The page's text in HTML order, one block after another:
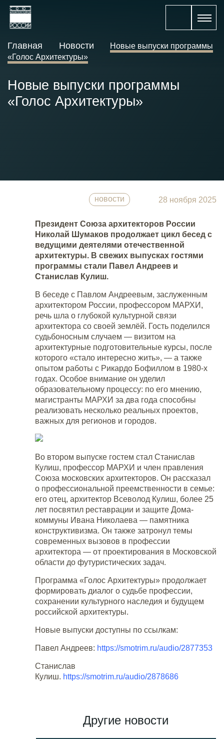
Главная Новости
Новые выпуски программы
«Голос Архитектуры»
Новые выпуски программы
«Голос Архитектуры»
новости 28 ноября 2025
Президент Союза архитекторов России
Николай Шумаков продолжает цикл бесед с
ведущими деятелями отечественной
архитектуры. В свежих выпусках гостями
программы стали Павел Андреев и
Станислав Кулиш.
В беседе с Павлом Андреевым, заслуженным
архитектором России, профессором МАРХИ,
речь шла о глубокой культурной связи
архитектора со своей землёй. Гость поделился
судьбоносным случаем — визитом на
архитектурные подготовительные курсы, после
которого «стало интересно жить», — а также
опытом работы с Рикардо Бофиллом в 1980-х
годах. Особое внимание он уделил
образовательному процессу: по его мнению,
магистранты МАРХИ за два года способны
реализовать несколько реальных проектов,
важных для регионов и городов.
Во втором выпуске гостем стал Станислав
Кулиш, профессор МАРХИ и член правления
Союза московских архитекторов. Он рассказал
о профессиональной преемственности в семье:
его отец, архитектор Всеволод Кулиш, более 25
лет посвятил реставрации и защите Дома-
коммуны Ивана Николаева — памятника
конструктивизма. Он также затронул темы
современных вызовов в профессии
архитектора — от проектирования в Московской
области до футуристических задач.
Программа «Голос Архитектуры» продолжает
формировать диалог о судьбе профессии,
сохранении культурного наследия и будущем
российской архитектуры.
Новые выпуски доступны по ссылкам:
Павел Андреев: https://smotrim.ru/audio/2877353
Станислав
Кулиш. https://smotrim.ru/audio/2878686
Другие новости